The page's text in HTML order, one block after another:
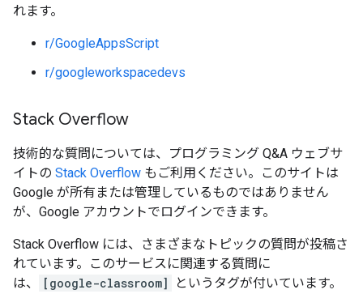
れます。
r/GoogleAppsScript
r/googleworkspacedevs
Stack Overflow
技術的な質問については、プログラミング Q&A ウェブサ
イトの Stack Overflow もご利用ください。このサイトは
Google が所有または管理しているものではありません
が、Google アカウントでログインできます。
Stack Overflow には、さまざまなトピックの質問が投稿さ
れています。このサービスに関連する質問に
は、
[google-classroom]
というタグが付いています。